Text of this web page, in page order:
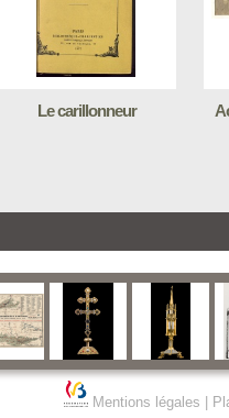
Le carillonneur
Mentions légales